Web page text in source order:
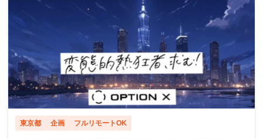
東京都 企画 フルリモートOK